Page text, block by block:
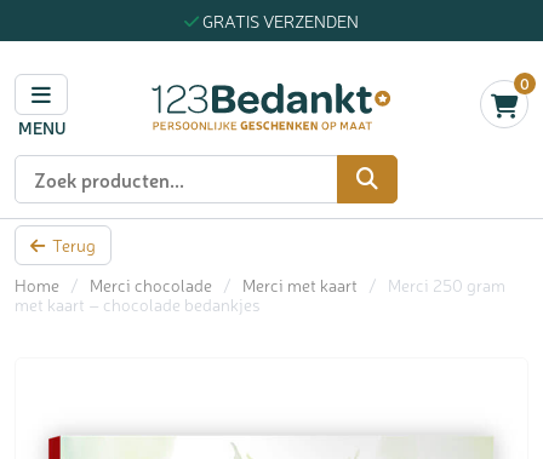
GRATIS VERZENDEN
MENU
0
Zoeken
Terug
Home
/ Merci chocolade / Merci met kaart /
Merci 250 gram
met kaart – chocolade bedankjes